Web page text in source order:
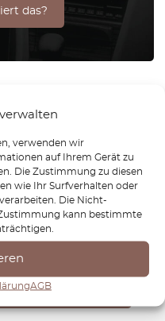
verwenden wir
auf Ihrem Gerät zu
Die Zustimmung zu diesen
wie Ihr Surfverhalten oder
Die Nicht-
kann bestimmte
AGB
das?
Teile für Ihr Auto
auf dem Laufenden!